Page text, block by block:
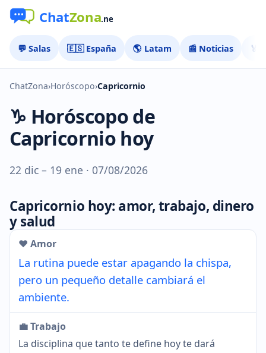
💬 Salas 🇪🇸 España 🌎 Latam 📰 Noticias 🏅
ChatZona›Horóscopo›Capricornio
♑ Horóscopo de
Capricornio hoy
22 dic – 19 ene · 07/08/2026
Capricornio hoy: amor, trabajo, dinero
y salud
❤️ Amor
La rutina puede estar apagando la chispa,
pero un pequeño detalle cambiará el
ambiente.
💼 Trabajo
La disciplina que tanto te define hoy te dará